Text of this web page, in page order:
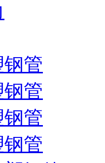
管
管
管
管